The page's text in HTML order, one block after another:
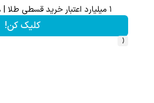
۱ میلیارد اعتبار خرید قسطی طلا | ۱۸ ماهه پرداخت کن
کلیک کن!
‹